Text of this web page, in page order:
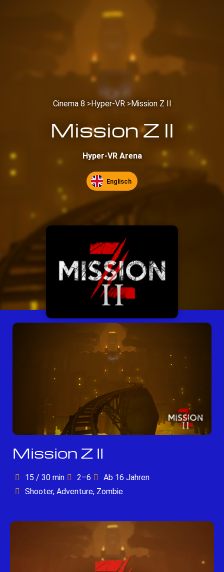
Cinema 8 >Hyper-VR >Mission Z II
Mission Z II
Hyper-VR Arena
Englisch
Mission Z II
15 / 30 min 2–6
Ab 16 Jahren
Shooter, Adventure, Zombie